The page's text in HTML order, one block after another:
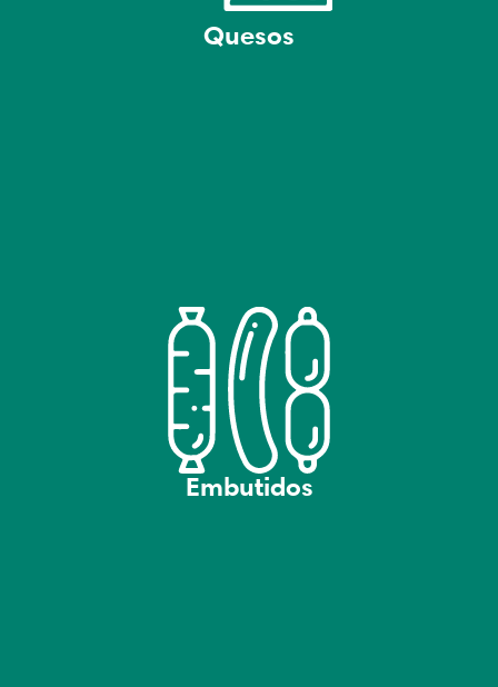
Quesos
Embutidos